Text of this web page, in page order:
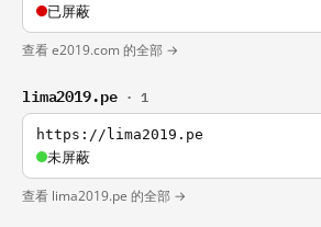
已屏蔽
查看 e2019.com 的全部 →
lima2019.pe · 1
https://lima2019.pe
未屏蔽
查看 lima2019.pe 的全部 →